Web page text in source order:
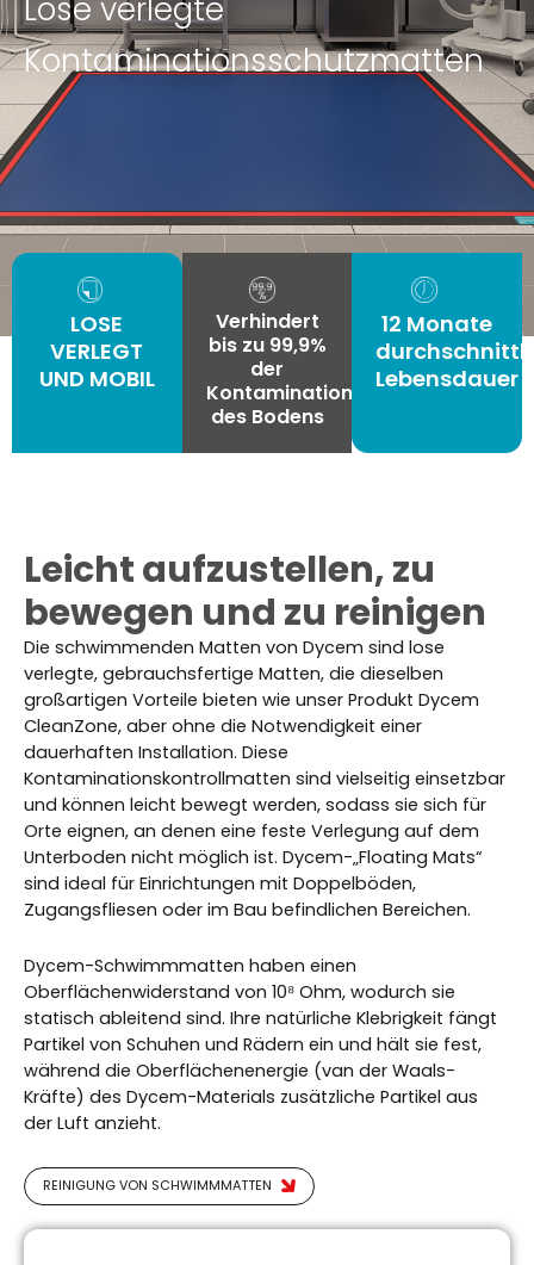
Lose verlegte
Kontaminationsschutzmatten
LOSE
VERLEGT
UND MOBIL
Verhindert
bis zu 99,9%
der
Kontamination
des Bodens
12 Monate
Lebensdauer
Leicht aufzustellen, zu
bewegen und zu reinigen
Die schwimmenden Matten von Dycem sind lose
verlegte, gebrauchsfertige Matten, die dieselben
großartigen Vorteile bieten wie unser Produkt Dycem
CleanZone, aber ohne die Notwendigkeit einer
dauerhaften Installation. Diese
Kontaminationskontrollmatten sind vielseitig einsetzbar
und können leicht bewegt werden, sodass sie sich für
Orte eignen, an denen eine feste Verlegung auf dem
Unterboden nicht möglich ist. Dycem-„Floating Mats“
sind ideal für Einrichtungen mit Doppelböden,
Zugangsfliesen oder im Bau befindlichen Bereichen.
Dycem-Schwimmmatten haben einen
Oberflächenwiderstand von 10⁸ Ohm, wodurch sie
statisch ableitend sind. Ihre natürliche Klebrigkeit fängt
Partikel von Schuhen und Rädern ein und hält sie fest,
während die Oberflächenenergie (van der Waals-
Kräfte) des Dycem-Materials zusätzliche Partikel aus
der Luft anzieht.
REINIGUNG VON SCHWIMMMATTEN